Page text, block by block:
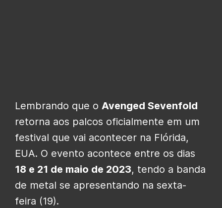
Lembrando que o Avenged Sevenfold
retorna aos palcos oficialmente em um
festival que vai acontecer na Flórida,
EUA. O evento acontece entre os dias
18 e 21 de maio de 2023, tendo a banda
de metal se apresentando na sexta-
feira (19).